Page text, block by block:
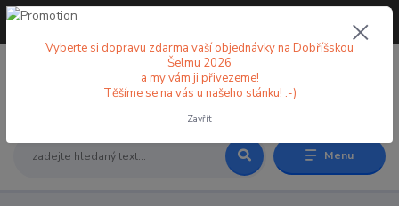
Menu
+420 773 998 582
Vyberte si dopravu zdarma vaší objednávky na Dobříšskou
Šelmu 2026
a my vám ji přivezeme!
Těšíme se na vás u našeho stánku! :-)
Zavřít